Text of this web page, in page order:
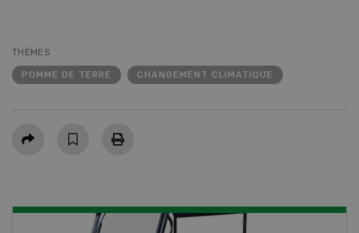
THÈMES
POMME DE TERRE CHANGEMENT CLIMATIQUE
Partager